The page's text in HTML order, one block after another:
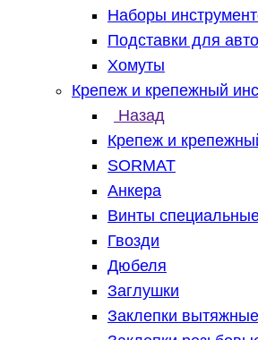
Наборы
Подставки для
Хомуты
Крепеж и крепежный
Назад
Крепеж и
SORMAT
Анкера
Винты
Гвозди
Дюбеля
Заглушки
Заклепки вытяжные